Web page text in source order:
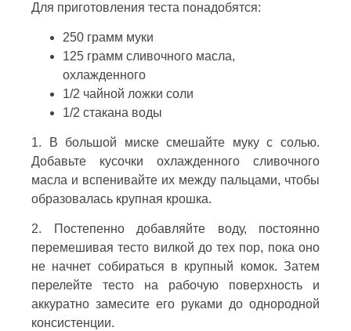
Для приготовления теста понадобятся:
250 грамм муки
125 грамм сливочного масла,
охлажденного
1/2 чайной ложки соли
1/2 стакана воды
1. В большой миске смешайте муку с солью.
Добавьте кусочки охлажденного сливочного
масла и вспенивайте их между пальцами, чтобы
образовалась крупная крошка.
2. Постепенно добавляйте воду, постоянно
перемешивая тесто вилкой до тех пор, пока оно
не начнет собираться в крупный комок. Затем
перелейте тесто на рабочую поверхность и
аккуратно замесите его руками до однородной
консистенции.